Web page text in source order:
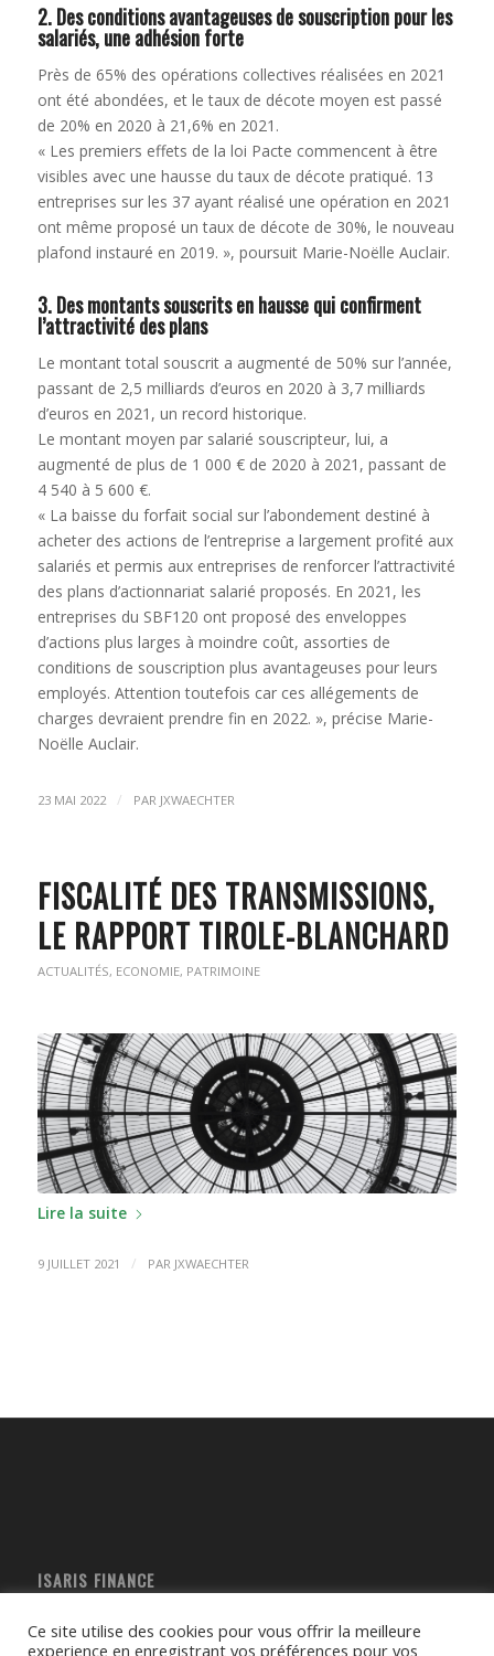
2. Des conditions avantageuses de souscription pour les
salariés, une adhésion forte
Près de 65% des opérations collectives réalisées en 2021
ont été abondées, et le taux de décote moyen est passé
de 20% en 2020 à 21,6% en 2021.
« Les premiers effets de la loi Pacte commencent à être
visibles avec une hausse du taux de décote pratiqué. 13
entreprises sur les 37 ayant réalisé une opération en 2021
ont même proposé un taux de décote de 30%, le nouveau
plafond instauré en 2019. », poursuit Marie-Noëlle Auclair.
3. Des montants souscrits en hausse qui confirment
l’attractivité des plans
Le montant total souscrit a augmenté de 50% sur l’année,
passant de 2,5 milliards d’euros en 2020 à 3,7 milliards
d’euros en 2021, un record historique.
Le montant moyen par salarié souscripteur, lui, a
augmenté de plus de 1 000 € de 2020 à 2021, passant de
4 540 à 5 600 €.
« La baisse du forfait social sur l’abondement destiné à
acheter des actions de l’entreprise a largement profité aux
salariés et permis aux entreprises de renforcer l’attractivité
des plans d’actionnariat salarié proposés. En 2021, les
entreprises du SBF120 ont proposé des enveloppes
d’actions plus larges à moindre coût, assorties de
conditions de souscription plus avantageuses pour leurs
employés. Attention toutefois car ces allégements de
charges devraient prendre fin en 2022. », précise Marie-
Noëlle Auclair.
23 MAI 2022 / PAR JXWAECHTER
FISCALITÉ DES TRANSMISSIONS,
LE RAPPORT TIROLE-BLANCHARD
ACTUALITÉS, ECONOMIE, PATRIMOINE
Lire la suite
9 JUILLET 2021 / PAR JXWAECHTER
ISARIS FINANCE
60200 Compiègne
Ce site utilise des cookies pour vous offrir la meilleure
experience en enregistrant vos préférences pour vos